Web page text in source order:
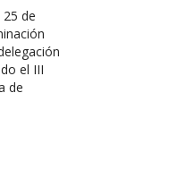
de
el III
de